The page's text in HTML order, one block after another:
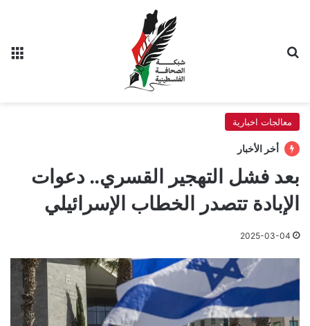
معالجات اخبارية
أخر الأخبار
بعد فشل التهجير القسري.. دعوات
الإبادة تتصدر الخطاب الإسرائيلي
2025-03-04